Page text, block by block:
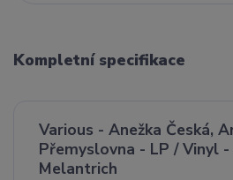
Kompletní specifikace
Various - Anežka Česká,
Přemyslovna - LP / Vinyl
Melantrich